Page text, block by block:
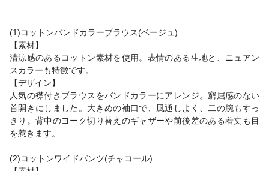
(1)コットンバンドカラーブラウス(ベージュ)
【素材】
清涼感のあるコットン素材を使用。表情のある生地と、ニュアン
スカラーも特徴です。
【デザイン】
人気の襟付きブラウスをバンドカラーにアレンジ。窮屈感のない
首開きにしました。大きめの袖口で、風通しよく、二の腕もすっ
きり。背中のヨーク切り替えのギャザーや前後差のある着丈も目
を惹きます。
(2)コットンワイドパンツ(チャコール)